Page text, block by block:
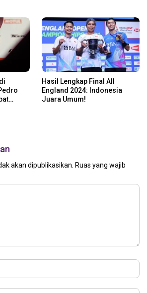
Hasil Lengkap Final All
England 2024: Indonesia
Juara Umum!
akan dipublikasikan. Ruas yang wajib